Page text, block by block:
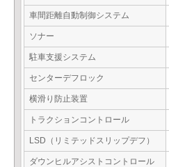
車間距離自動制御システム
ソナー
駐車支援システム
センターデフロック
横滑り防止装置
トラクションコントロール
LSD（リミテッドスリップデフ）
ダウンヒルアシストコントロール